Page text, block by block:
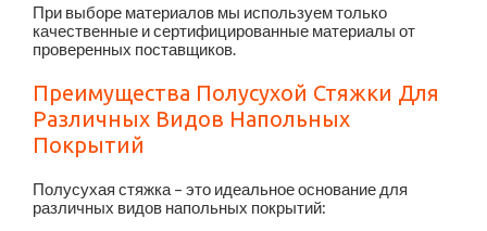
При выборе материалов мы используем только
качественные и сертифицированные материалы от
проверенных поставщиков.
Преимущества Полусухой Стяжки Для
Различных Видов Напольных
Покрытий
Полусухая стяжка – это идеальное основание для
различных видов напольных покрытий: